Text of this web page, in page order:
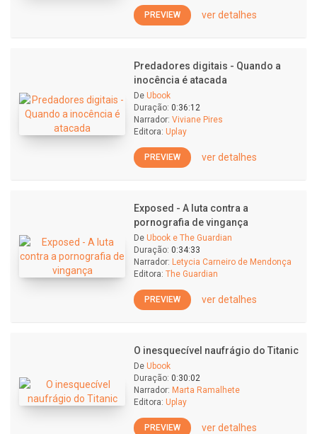
PREVIEW ver detalhes
Predadores digitais - Quando a
inocência é atacada
De Ubook
Duração: 0:36:12
Narrador: Viviane Pires
Editora: Uplay
PREVIEW ver detalhes
Exposed - A luta contra a
pornografia de vingança
De Ubook e The Guardian
Duração: 0:34:33
Narrador: Letycia Carneiro de Mendonça
Editora: The Guardian
PREVIEW ver detalhes
O inesquecível naufrágio do Titanic
De Ubook
Duração: 0:30:02
Narrador: Marta Ramalhete
Editora: Uplay
PREVIEW ver detalhes